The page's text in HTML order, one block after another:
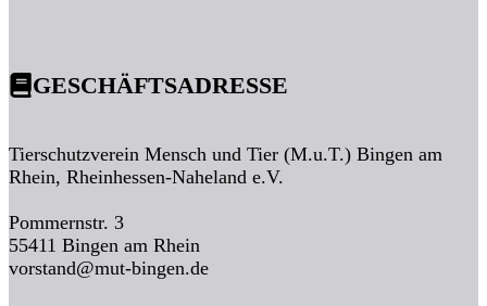
GESCHÄFTSADRESSE
Tierschutzverein Mensch und Tier (M.u.T.) Bingen am
Rhein, Rheinhessen-Naheland e.V.
Pommernstr. 3
55411 Bingen am Rhein
vorstand@mut-bingen.de